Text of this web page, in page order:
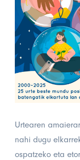
Urtearen
nahi dugu
ospatzeko eta